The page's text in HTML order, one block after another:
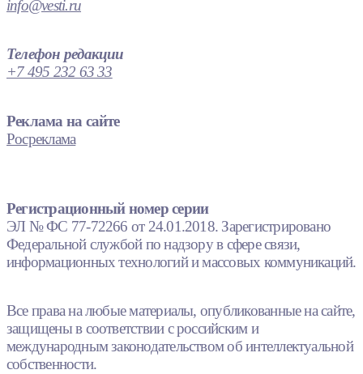
info@vesti.ru
Телефон редакции
+7 495 232 63 33
Реклама на сайте
Росреклама
Регистрационный номер серии
ЭЛ № ФС 77-72266 от 24.01.2018. Зарегистрировано
Федеральной службой по надзору в сфере связи,
информационных технологий и массовых коммуникаций.
Все права на любые материалы, опубликованные на сайте,
защищены в соответствии с российским и
международным законодательством об интеллектуальной
собственности.